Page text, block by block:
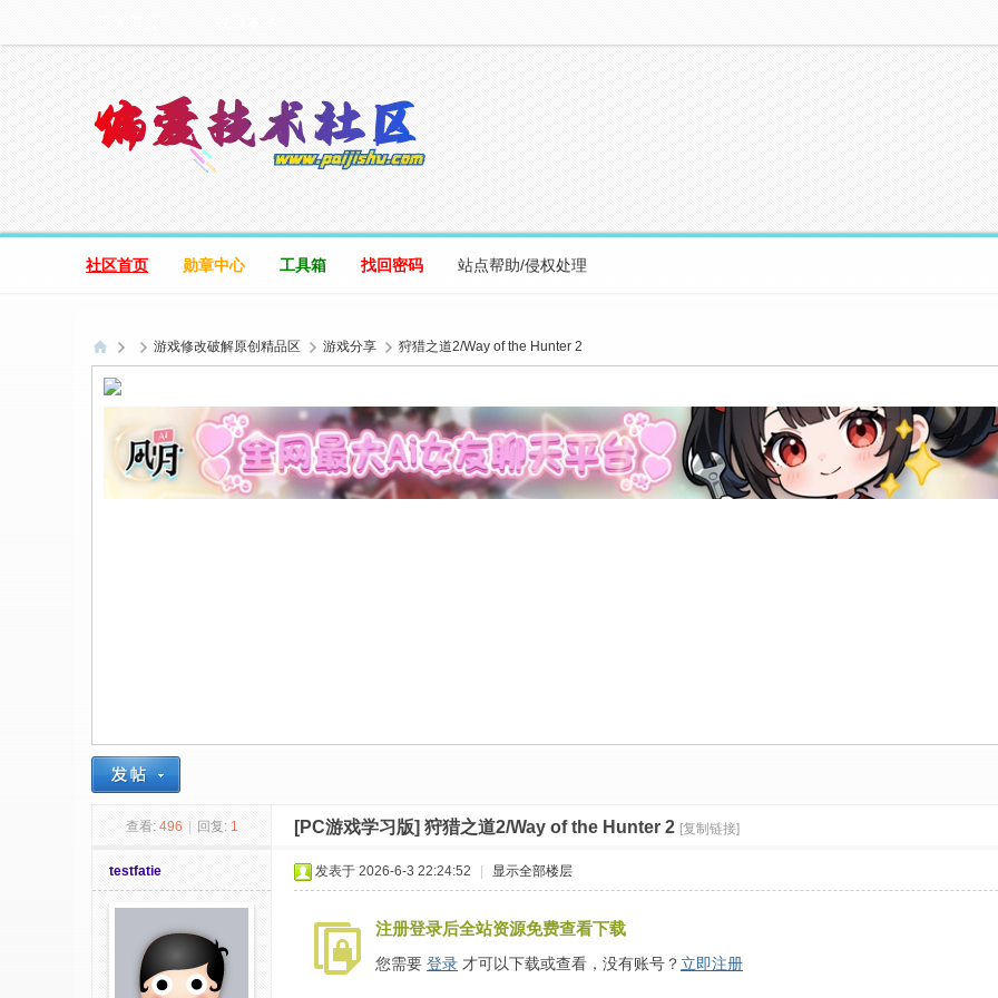
社区首页 勋章中心 工具箱 找回密码 站点帮助/侵权处理
偏
爱
源
科
游戏修改破解原创精品区 游戏分享 狩猎之道2/Way of the Hunter 2
查看: 496 回复: 1 [PC游戏学习版] 狩猎之道2/Way of the Hunter 2 [复制链接]
testfatie 发表于 2026-6-3 22:24:52 显示全部楼层
注册登录后全站资源免费查看下载
您需要 登录 才可以下载或查看，没有账号？ 立即注册